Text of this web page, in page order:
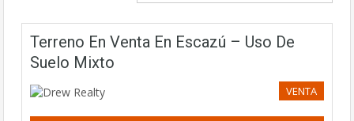
Terreno En Venta En Escazú – Uso De
Suelo Mixto
VENTA